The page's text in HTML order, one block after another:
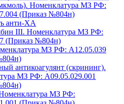
Номенклатура МЗ РФ:
(Приказ №804н)
анти-ХА
III. Номенклатура МЗ РФ:
(Приказ №804н)
МЗ РФ: A12.05.039
антикоагулянт (скрининг).
МЗ РФ: A09.05.029.001
МЗ РФ: